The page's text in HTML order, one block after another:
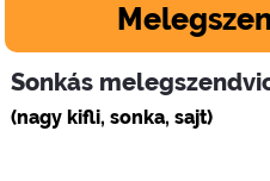
Sonkás
(nagy kifli, sonka, sajt)